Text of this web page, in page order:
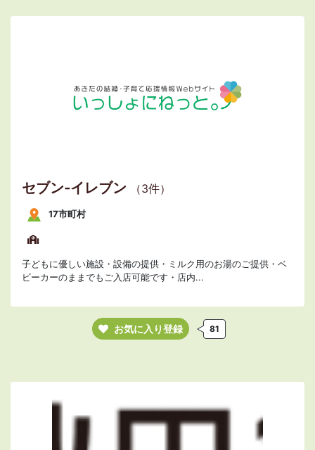
セブン‐イレブン （3件）
17市町村
子どもに優しい施設・設備の提供・ミルク用のお湯のご提供・ベ
ビーカーのままでもご入店可能です・店内...
お気に入り登録 81